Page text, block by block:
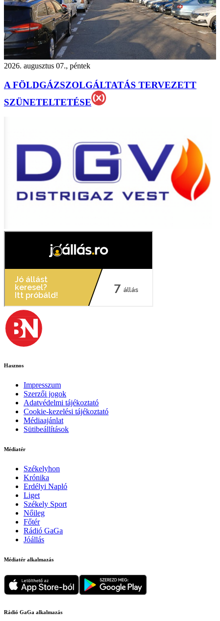
2026. augusztus 07., péntek
A FÖLDGÁZSZOLGÁLTATÁS TERVEZETT
SZÜNETELTETÉSE
Hasznos
Impresszum
Szerzői jogok
Adatvédelmi tájékoztató
Cookie-kezelési tájékoztató
Médiaajánlat
Sütibeállítások
Médiatér
Székelyhon
Krónika
Erdélyi Napló
Liget
Székely Sport
Nőileg
Főtér
Rádió GaGa
Jóállás
Médiatér alkalmazás
Rádió GaGa alkalmazás